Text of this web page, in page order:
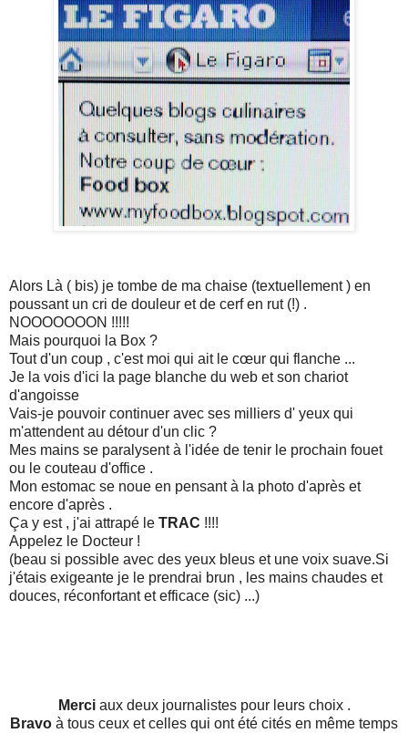
Alors Là ( bis) je tombe de ma chaise (textuellement ) en
poussant un cri de douleur et de cerf en rut (!) .
NOOOOOOON !!!!!
Mais pourquoi la Box ?
Tout d'un coup , c'est moi qui ait le cœur qui flanche ...
Je la vois d'ici la page blanche du web et son chariot
d'angoisse
Vais-je pouvoir continuer avec ses milliers d' yeux qui
m'attendent au détour d'un clic ?
Mes mains se paralysent à l'idée de tenir le prochain fouet
ou le couteau d'office .
Mon estomac se noue en pensant à la photo d'après et
encore d'après .
Ça y est , j'ai attrapé le TRAC !!!!
Appelez le Docteur !
(beau si possible avec des yeux bleus et une voix suave.Si
j'étais exigeante je le prendrai brun , les mains chaudes et
douces, réconfortant et efficace (sic) ...)
Merciaux deux journalistes pour leurs choix .
Bravo à tous ceux et celles qui ont été cités en même temps